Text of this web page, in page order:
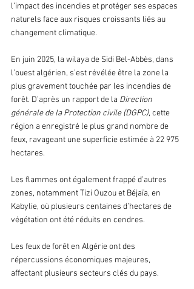
l’impact des incendies et protéger ses espaces
naturels face aux risques croissants liés au
changement climatique.
En juin 2025, la wilaya de Sidi Bel-Abbès, dans
l’ouest algérien, s’est révélée être la zone la
plus gravement touchée par les incendies de
forêt. D’après un rapport de la Direction
générale de la Protection civile (DGPC), cette
région a enregistré le plus grand nombre de
feux, ravageant une superficie estimée à 22 975
hectares.
Les flammes ont également frappé d’autres
zones, notamment Tizi Ouzou et Béjaïa, en
Kabylie, où plusieurs centaines d’hectares de
végétation ont été réduits en cendres.
Les feux de forêt en Algérie ont des
répercussions économiques majeures,
affectant plusieurs secteurs clés du pays.